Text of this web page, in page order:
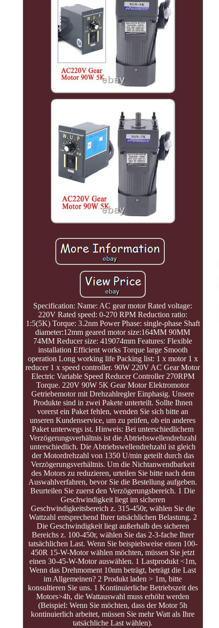
Specification: Name: AC gear motor Rated voltage:
220V Rated speed: 0-270 RPM Reduction ratio:
1:5(5K) Torque: 3.2nm Power Phase: single-phase Shaft
diameter:12mm geared motor size:164MM 90MM
74MM Reducer size: 419074mm Features: Flexible
installation Efficient works Torque large Smooth
operation Long working life Packing list: 1 x motor 1 x
reducer 1 x speed controller. 90W 220V AC Gear Motor
Electric Variable Speed Reducer Controller 270RPM
Torque. 220V 90W 5K Gear Motor Elektromotor
Getriebemotor mit Drehzahlregler Einphasig. Unsere
Produkte sind in zwei Pakete unterteilt. Sollte Ihnen
vorerst ein Paket fehlen, wenden Sie sich bitte an
unseren Kundenservice, um zu prüfen, ob ein anderes
Paket unterwegs ist. Hinweis: Bei unterschiedlichem
Verzögerungsverhältnis ist die Abtriebswellendrehzahl
unterschiedlich. Die Abtriebswellendrehzahl ist gleich
der Motordrehzahl von 1350 U/min geteilt durch das
Verzögerungsverhältnis. Um die Nichtanwendbarkeit
des Motors zu reduzieren, urteilen Sie bitte nach dem
Auswahlverfahren, bevor Sie die Bestellung aufgeben.
Beurteilen Sie zuerst den Verzögerungsbereich. 1 Die
Geschwindigkeit liegt im sicheren
Geschwindigkeitsbereich z. 315-450r, wählen Sie die
Wattzahl entsprechend Ihrer tatsächlichen Belastung. 2
Die Geschwindigkeit liegt außerhalb des sicheren
Bereichs z. 100-450r, wählen Sie das 2-3-fache Ihrer
tatsächlichen Last. Wenn Sie beispielsweise einen 100-
450R 15-W-Motor wählen möchten, müssen Sie jetzt
einen 30-45-W-Motor auswählen. 1 Lastprodukt <1m,
Wenn das Drehmoment 10nm beträgt, beträgt die Last
im Allgemeinen? 2 Produkt laden > 1m, bitte
konsultieren Sie uns. 1 Kontinuierliche Betriebszeit des
Motors>4h, die Wattauswahl muss erhöht werden
(Beispiel: Wenn Sie möchten, dass der Motor 5h
kontinuierlich arbeitet, müssen Sie mehr Watt als Ihre
tatsächliche Last wählen).